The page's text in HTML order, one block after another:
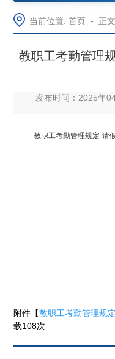
当前位置:首页 - 正文
教职工考勤管理
发布时间：2025年
教职工考勤管理规定-请
附件【教职工考勤管理规
载108次